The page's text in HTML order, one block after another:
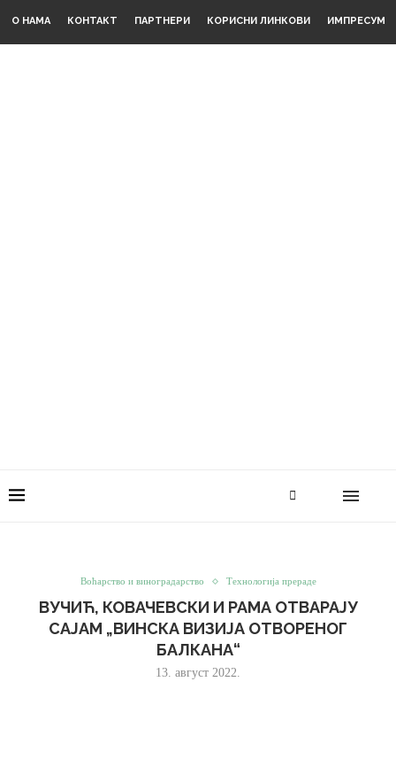
О НАМА КОНТАКТ ПАРТНЕРИ КОРИСНИ ЛИНКОВИ ИМПРЕСУМ
Воћарство и виноградарство Технологија прераде
ВУЧИЋ, КОВАЧЕВСКИ И РАМА ОТВАРАЈУ
САЈАМ „ВИНСКА ВИЗИЈА ОТВОРЕНОГ
БАЛКАНА“
13. август 2022.